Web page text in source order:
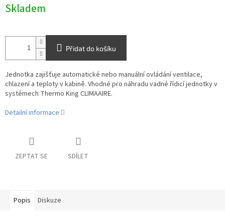
cena:
Skladem
Přidat do košíku
Jednotka zajišťuje automatické nebo manuální ovládání ventilace,
chlazení a teploty v kabině. Vhodné pro náhradu vadné řídicí jednotky v
systémech Thermo King CLIMAAIRE.
Detailní informace
ZEPTAT SE SDÍLET
Popis Diskuze